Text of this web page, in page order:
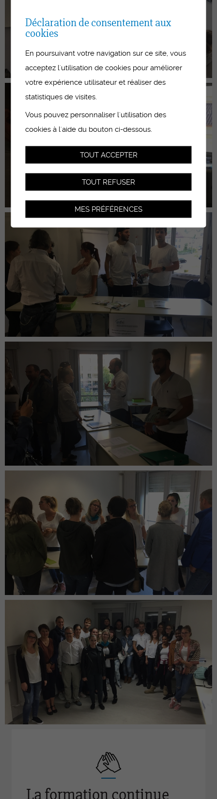
La formation continue
Déclaration de consentement aux
cookies
En poursuivant votre navigation sur ce site, vous
acceptez l'utilisation de cookies pour améliorer
votre expérience utilisateur et réaliser des
statistiques de visites.
Vous pouvez personnaliser l'utilisation des
cookies à l'aide du bouton ci-dessous.
TOUT ACCEPTER
TOUT REFUSER
MES PRÉFÉRENCES